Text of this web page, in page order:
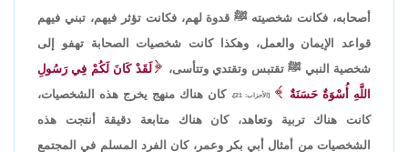
أصحابه، فكانت شخصيته ﷺ قدوة لهم، فكانت تؤثر فيهم، تبني فيهم
قواعد الإيمان والعمل، وهكذا كانت شخصيات الصحابة تهفو إلى
شخصية النبي ﷺ تقتبس وتقتدي وتتأسى،
لَقَدْ كَانَ لَكُمْ فِي رَسُولِ
اللَّهِ أُسْوَةٌ حَسَنَةٌ
[الأحزاب: 21]،
كان هناك منهج يخرج هذه الشخصيات،
كانت هناك تربية وتعاهد، كان هناك متابعة دقيقة أنتجت هذه
الشخصيات من أمثال أبي بكر وعمر، كان الفرد المسلم في المجتمع